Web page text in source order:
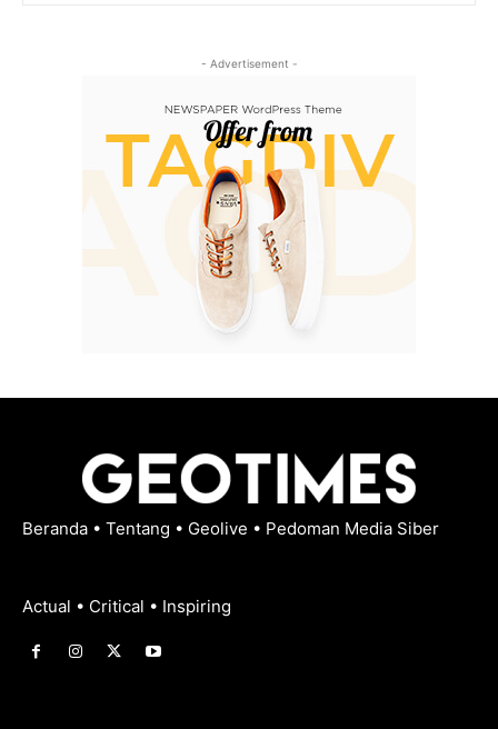
- Advertisement -
Beranda • Tentang • Geolive • Pedoman Media Siber
Actual • Critical • Inspiring